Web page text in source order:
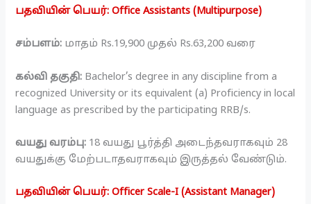
பதவியின் பெயர்: Office Assistants (Multipurpose)
சம்பளம்: மாதம் Rs.19,900 முதல் Rs.63,200 வரை
கல்வி தகுதி: Bachelor’s degree in any discipline from a
recognized University or its equivalent (a) Proficiency in local
language as prescribed by the participating RRB/s.
வயது வரம்பு: 18 வயது பூர்த்தி அடைந்தவராகவும் 28
வயதுக்கு மேற்படாதவராகவும் இருத்தல் வேண்டும்.
பதவியின் பெயர்: Officer Scale-I (Assistant Manager)